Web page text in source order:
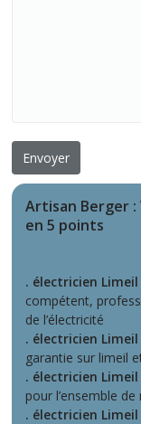
Artisan Berger
en 5 points
. électricien Limeil
compétent,
de l’électricité
. électricien Limeil
garantie sur limeil
. électricien Limeil
pour l’ensemble
. électricien Limeil